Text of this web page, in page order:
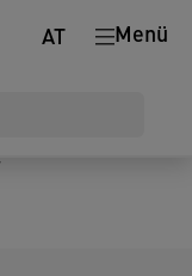
Menü
AT